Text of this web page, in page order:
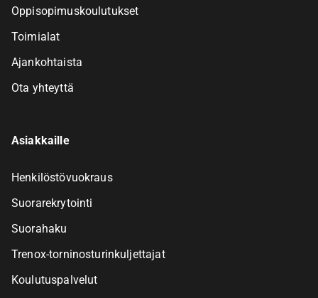
Oppisopimuskoulutukset
Toimialat
Ajankohtaista
Ota yhteyttä
Asiakkaille
Henkilöstövuokraus
Suorarekrytointi
Suorahaku
Trenox-torninosturinkuljettajat
Koulutuspalvelut